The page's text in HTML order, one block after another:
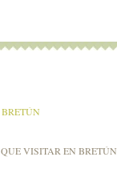
BRETÚN
QUE VISITAR EN BRETÚN